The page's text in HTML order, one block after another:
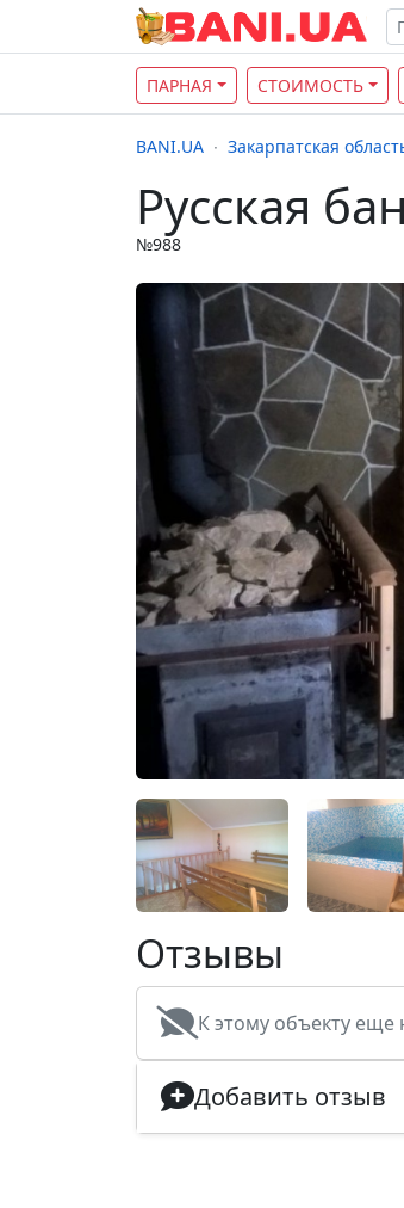
ПАРНАЯ СТОИМОСТЬ
BANI.UA Закарпатская
Русская
№988
Отзывы
К этому объекту еще
Добавить отзыв